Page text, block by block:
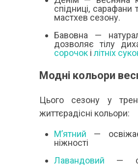
спідниці, сарафани
мастхев сезону.
Бавовна —
дозволяє тілу
сорочок і літніх
Модні кольори
Цього сезону у
життєрадісні кольори:
М’ятний —
ніжності
Лавандовий —